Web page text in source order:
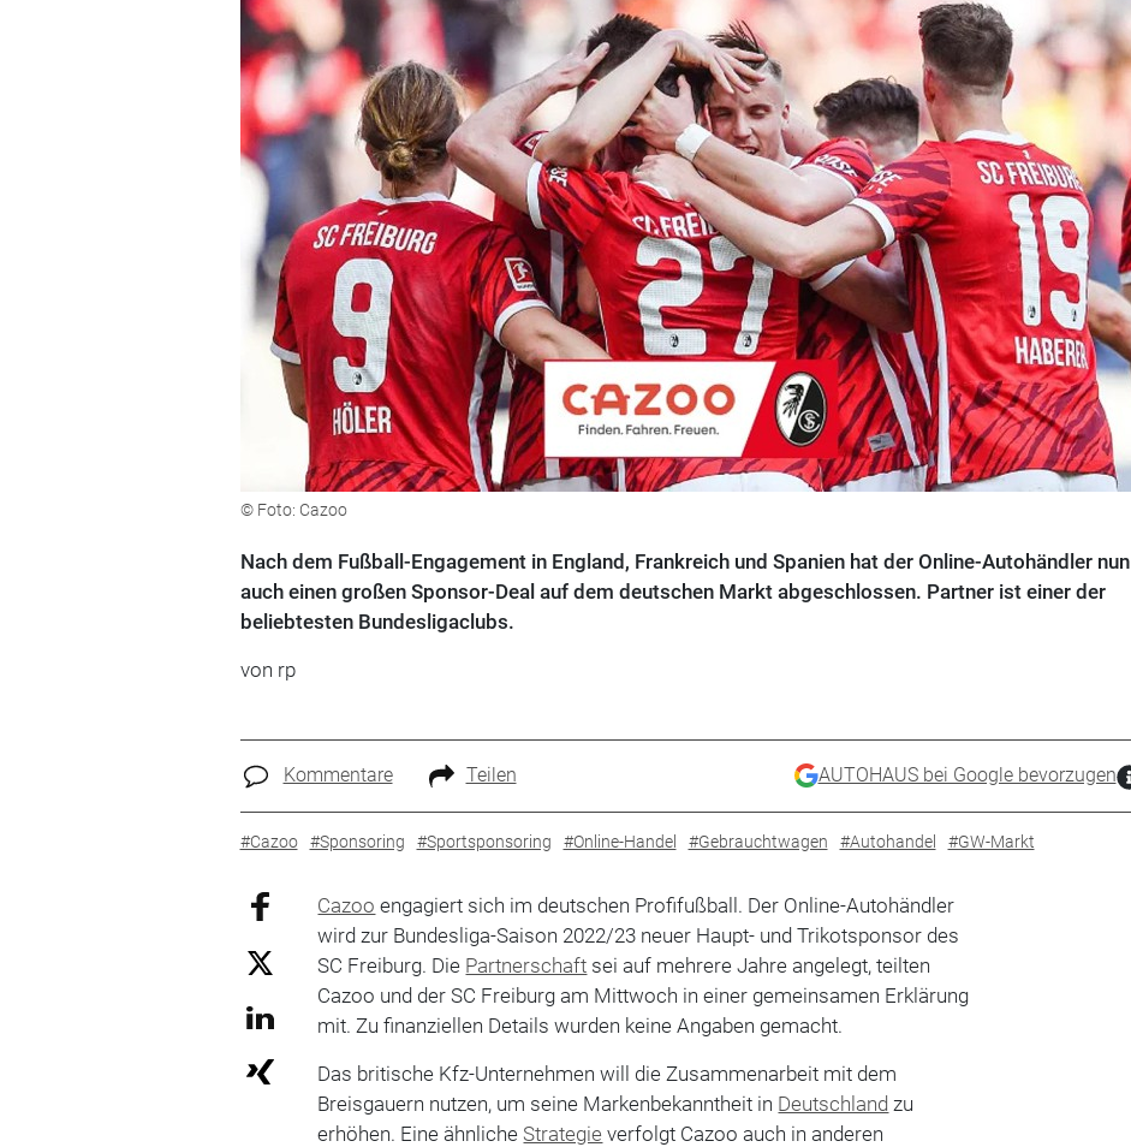
© Foto: Cazoo
Nach dem Fußball-Engagement in England, Frankreich und Spanien hat der Online-Autohändler nun
auch einen großen Sponsor-Deal auf dem deutschen Markt abgeschlossen. Partner ist einer der
beliebtesten Bundesligaclubs.
von rp
Kommentare Teilen AUTOHAUS bei Google bevorzugen
#Cazoo #Sponsoring #Sportsponsoring #Online-Handel #Gebrauchtwagen #Autohandel #GW-Markt
Cazoo engagiert sich im deutschen Profifußball. Der Online-Autohändler
wird zur Bundesliga-Saison 2022/23 neuer Haupt- und Trikotsponsor des
SC Freiburg. Die Partnerschaft sei auf mehrere Jahre angelegt, teilten
Cazoo und der SC Freiburg am Mittwoch in einer gemeinsamen Erklärung
mit. Zu finanziellen Details wurden keine Angaben gemacht.
Das britische Kfz-Unternehmen will die Zusammenarbeit mit dem
Breisgauern nutzen, um seine Markenbekanntheit in Deutschland zu
erhöhen. Eine ähnliche Strategie verfolgt Cazoo auch in anderen